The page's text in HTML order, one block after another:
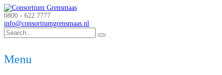
0800 - 622 7777
info@consortiumgrensmaas.nl
Menu